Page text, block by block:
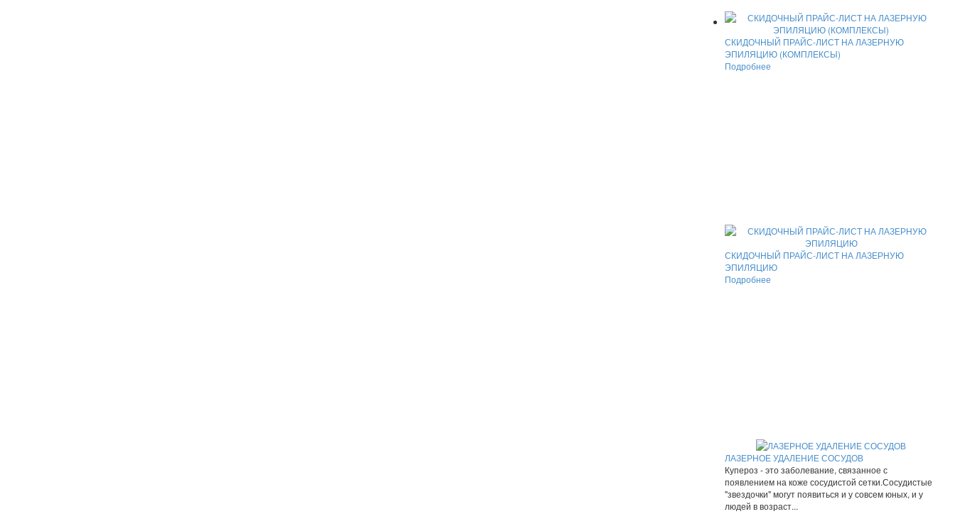
СКИДОЧНЫЙ ПРАЙС-ЛИСТ НА ЛАЗЕРНУЮ
ЭПИЛЯЦИЮ (КОМПЛЕКСЫ)
Подробнее
СКИДОЧНЫЙ ПРАЙС-ЛИСТ НА ЛАЗЕРНУЮ
ЭПИЛЯЦИЮ
Подробнее
ЛАЗЕРНОЕ УДАЛЕНИЕ СОСУДОВ
Купероз - это заболевание, связанное с
появлением на коже сосудистой сетки.Сосудистые
"звездочки" могут появиться и у совсем юных, и у
людей в возраст...